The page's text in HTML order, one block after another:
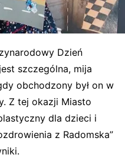
Dzień
szczególna, mija
obchodzony był on w
Z tej okazji Miasto
dla dzieci i
z Radomska”